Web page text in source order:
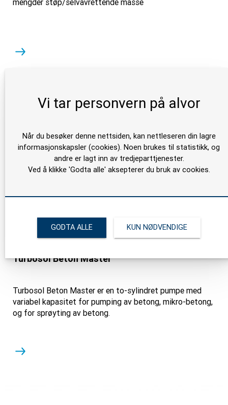
mengder støp/selvavrettende masse
Turbosol Beton Master
Turbosol Beton Master er en to-sylindret pumpe med
variabel kapasitet for pumping av betong, mikro-betong,
og for sprøyting av betong.
Vi tar personvern på alvor
Når du besøker denne nettsiden, kan nettleseren din lagre
informasjonskapsler (cookies). Noen brukes til statistikk, og
andre er lagt inn av tredjeparttjenester.
Ved å klikke 'Godta alle' aksepterer du bruk av cookies.
GODTA ALLE KUN NØDVENDIGE